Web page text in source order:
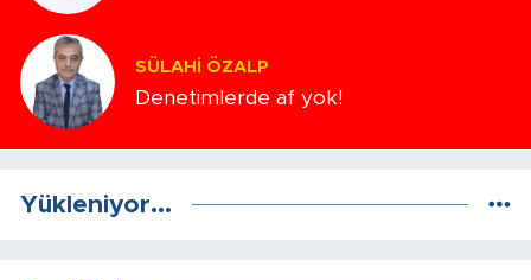
SÜLAHI ÖZALP
Denetimlerde af yok!
Yükleniyor...